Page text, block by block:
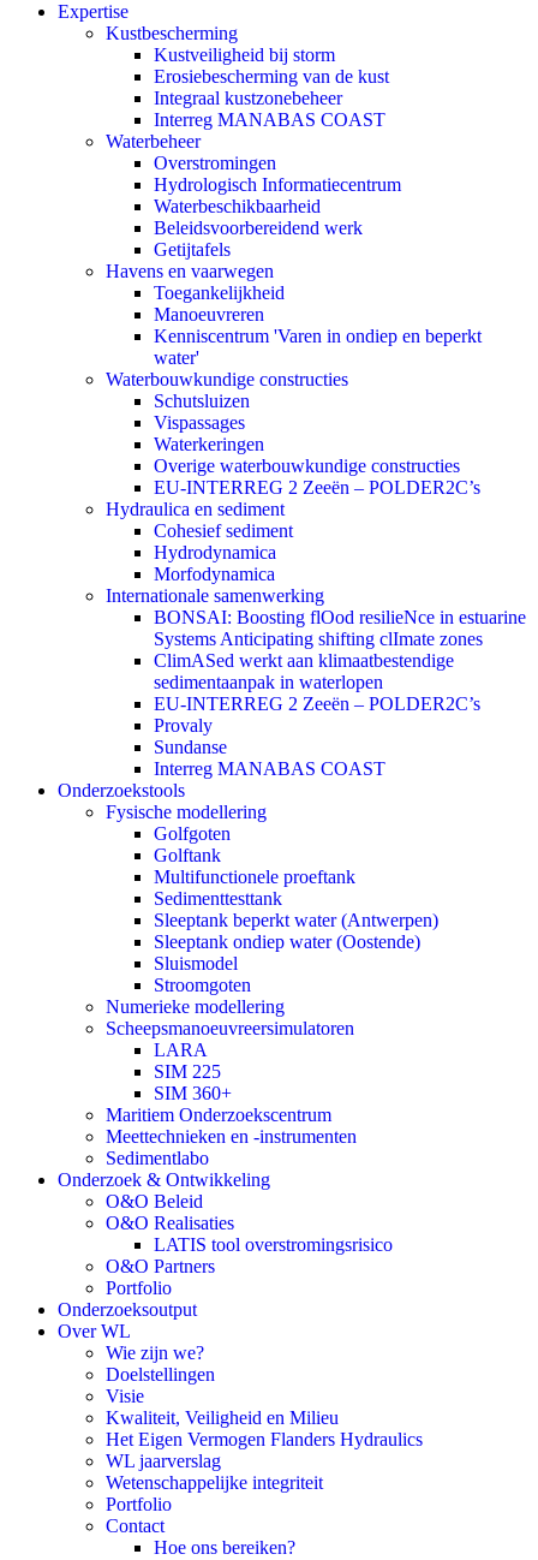
Expertise
Kustbescherming
Kustveiligheid bij storm
Erosiebescherming van de kust
Integraal kustzonebeheer
Interreg MANABAS COAST
Waterbeheer
Overstromingen
Hydrologisch Informatiecentrum
Waterbeschikbaarheid
Beleidsvoorbereidend werk
Getijtafels
Havens en vaarwegen
Toegankelijkheid
Manoeuvreren
Kenniscentrum 'Varen in ondiep en beperkt
water'
Waterbouwkundige constructies
Schutsluizen
Vispassages
Waterkeringen
Overige waterbouwkundige constructies
EU-INTERREG 2 Zeeën – POLDER2C’s
Hydraulica en sediment
Cohesief sediment
Hydrodynamica
Morfodynamica
Internationale samenwerking
BONSAI: Boosting flOod resilieNce in estuarine
Systems Anticipating shifting clImate zones
ClimASed werkt aan klimaatbestendige
sedimentaanpak in waterlopen
EU-INTERREG 2 Zeeën – POLDER2C’s
Provaly
Sundanse
Interreg MANABAS COAST
Onderzoekstools
Fysische modellering
Golfgoten
Golftank
Multifunctionele proeftank
Sedimenttesttank
Sleeptank beperkt water (Antwerpen)
Sleeptank ondiep water (Oostende)
Sluismodel
Stroomgoten
Numerieke modellering
Scheepsmanoeuvreersimulatoren
LARA
SIM 225
SIM 360+
Maritiem Onderzoekscentrum
Meettechnieken en -instrumenten
Sedimentlabo
Onderzoek & Ontwikkeling
O&O Beleid
O&O Realisaties
LATIS tool overstromingsrisico
O&O Partners
Portfolio
Onderzoeksoutput
Over WL
Wie zijn we?
Doelstellingen
Visie
Kwaliteit, Veiligheid en Milieu
Het Eigen Vermogen Flanders Hydraulics
WL jaarverslag
Wetenschappelijke integriteit
Portfolio
Contact
Hoe ons bereiken?